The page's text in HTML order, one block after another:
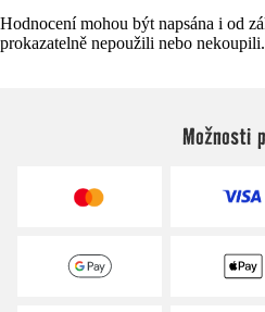
Hodnocení mohou být napsána i od
prokazatelně nepoužili nebo nekoupili.
Možnosti